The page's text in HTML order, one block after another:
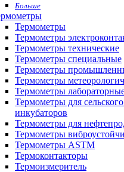
Больше
Термометры
Термометры
Термометры технические
Термометры специальные
Термометры
Термометры
Термометры
Термометры для
инкубаторов
Термометры для
Термометры
Термометры ASTM
Термоконтакторы
Термоизмеритель